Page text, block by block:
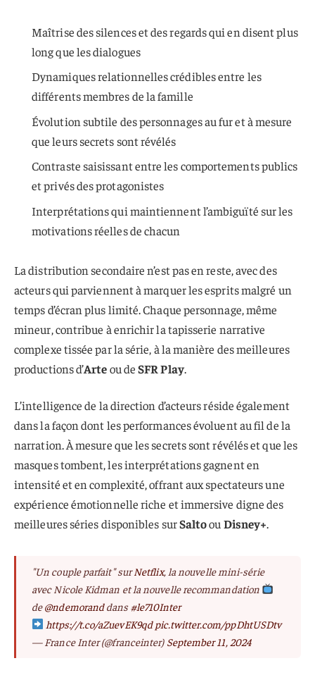
Maîtrise des silences et des regards qui en disent plus
long que les dialogues
Dynamiques relationnelles crédibles entre les
différents membres de la famille
Évolution subtile des personnages au fur et à mesure
que leurs secrets sont révélés
Contraste saisissant entre les comportements publics
et privés des protagonistes
Interprétations qui maintiennent l’ambiguïté sur les
motivations réelles de chacun
La distribution secondaire n’est pas en reste, avec des
acteurs qui parviennent à marquer les esprits malgré un
temps d’écran plus limité. Chaque personnage, même
mineur, contribue à enrichir la tapisserie narrative
complexe tissée par la série, à la manière des meilleures
productions d’Arteou deSFR Play.
L’intelligence de la direction d’acteurs réside également
dans la façon dont les performances évoluent au fil de la
narration. À mesure que les secrets sont révélés et que les
masques tombent, les interprétations gagnent en
intensité et en complexité, offrant aux spectateurs une
expérience émotionnelle riche et immersive digne des
meilleures séries disponibles surSaltoou Disney+.
"Un couple parfait" surNetflix, la nouvelle mini-série
avec Nicole Kidman et la nouvelle recommandation
de@ndemoranddans#le710Inter
https://t.co/aZuevEK9qd pic.twitter.com/ppDhtUSDtv
— France Inter (@franceinter) September 11, 2024